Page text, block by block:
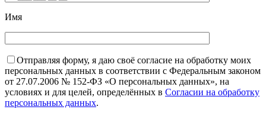
Имя
Отправляя форму, я даю своё согласие на обработку моих
персональных данных в соответствии с Федеральным законом
от 27.07.2006 № 152-ФЗ «О персональных данных», на
условиях и для целей, определённых в Согласии на обработку
персональных данных.